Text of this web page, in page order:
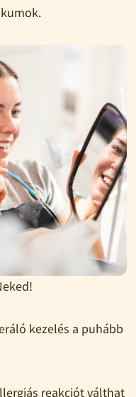
kezelés a puhább
reakciót válthat